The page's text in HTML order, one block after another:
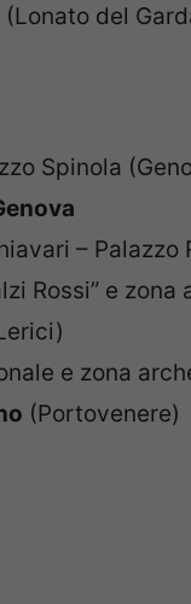
del
Spinola
– Palazzo
Rossi” e
e zona
(Portovenere)